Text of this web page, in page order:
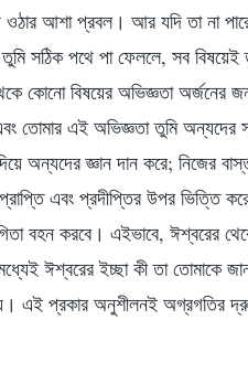
ওঠার আশা প্রবল। আর যদি তা না
সঠিক পথে পা ফেললে, সব বিষয়েই
কোনো বিষয়ের অভিজ্ঞতা অর্জনের
তোমার এই অভিজ্ঞতা তুমি অন্যদের
অন্যদের জ্ঞান দান করে; নিজের
এবং প্রদীপ্তির উপর ভিত্তি
বহন করবে। এইভাবে, ঈশ্বরের
ঈশ্বরের ইচ্ছা কী তা তোমাকে
হয়। এই প্রকার অনুশীলনই অগ্রগতির